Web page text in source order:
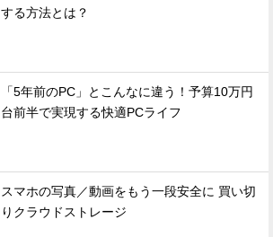
する方法とは？
「5年前のPC」とこんなに違う！予算10万円
台前半で実現する快適PCライフ
スマホの写真／動画をもう一段安全に 買い切
りクラウドストレージ